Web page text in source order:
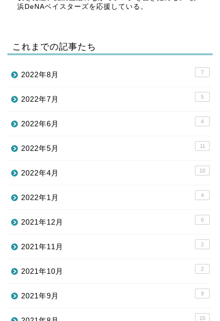
浜DeNAベイスターズを応援している。
これまでの記事たち
2022年8月 7
2022年7月 5
2022年6月 4
2022年5月 11
2022年4月 10
2022年1月 4
2021年12月 6
2021年11月 2
2021年10月 2
2021年9月 9
15